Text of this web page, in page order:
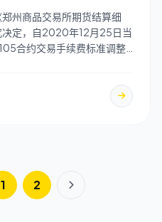
州商品交易所期货结算细
决定，自2020年12月25日当
合约交易手续费标准调整
1 2